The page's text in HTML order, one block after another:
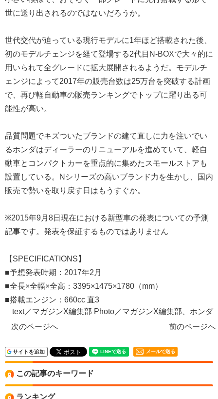
世に送り出されるのではないだろうか。
世代交代が迫っている現行モデルに1年ほど搭載された後、
初のモデルチェンジを経て登場する2代目N-BOXで大々的に
用いられて全グレードに拡大展開されるようだ。モデルチ
ェンジによって2017年の販売台数は25万台を突破する計画
で、再び軽自動車の販売ランキングでトップに躍り出る可
能性が高い。
品質問題でキズついたブランドの建て直しに力を注いでい
るホンダはディーラーのリニューアルを進めていて、軽自
動車とコンパクトカーを重点的に集めたスモールストアも
設置している。Nシリーズの高いブランド力を生かし、国内
販売で勢いを取り戻す日はもうすぐか。
※2015年9月8日現在における新型車の発表についての予測
記事です。発表を保証するものではありません
【SPECIFICATIONS】
■予想発表時期：2017年2月
■全長×全幅×全高：3395×1475×1780（mm）
■搭載エンジン：660cc 直3
text／マガジンX編集部 Photo／マガジンX編集部、ホンダ
次のページへ
前のページへ
サイトを追加 メールで送る
この記事のキーワード
ランキング